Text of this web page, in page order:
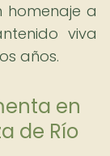
homenaje a
viva
años.
en
de Río